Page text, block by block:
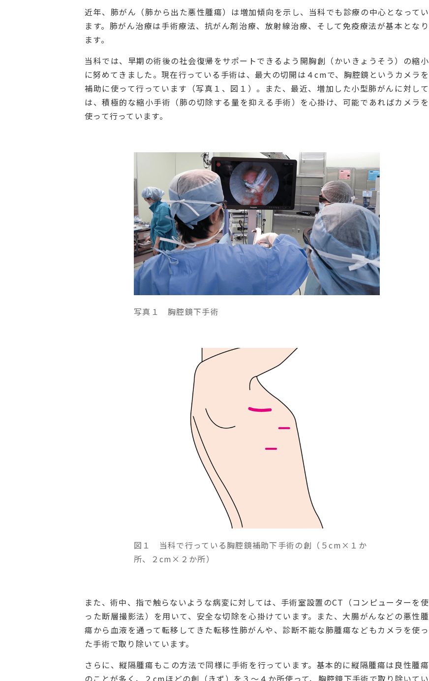
近年、肺がん（肺から出た悪性腫瘍）は増加傾向を示し、当科でも診療の中心となってい
ます。肺がん治療は手術療法、抗がん剤治療、放射線治療、そして免疫療法が基本となり
ます。
当科では、早期の術後の社会復帰をサポートできるよう開胸創（かいきょうそう）の縮小
に努めてきました。現在行っている手術は、最大の切開は４cmで、胸腔鏡というカメラを
補助に使って行っています（写真１、図１）。また、最近、増加した小型肺がんに対して
は、積極的な縮小手術（肺の切除する量を抑える手術）を心掛け、可能であればカメラを
使って行っています。
写真１ 胸腔鏡下手術
図１ 当科で行っている胸腔鏡補助下手術の創（５cm×１か
所、２cm×２か所）
また、術中、指で触らないような病変に対しては、手術室設置のCT（コンピューターを使
った断層撮影法）を用いて、安全な切除を心掛けています。また、大腸がんなどの悪性腫
瘍から血液を通って転移してきた転移性肺がんや、診断不能な肺腫瘍などもカメラを使っ
た手術で取り除いています。
さらに、縦隔腫瘍もこの方法で同様に手術を行っています。基本的に縦隔腫瘍は良性腫瘍